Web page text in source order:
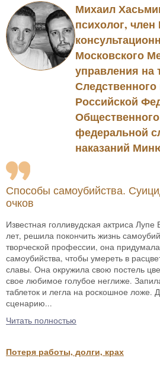
Михаил
психолог, член
Московского
управления на
Следственного
Российской
федеральной
наказаний
Способы самоубийства.
очков
Известная голливудская актриса
лет, решила покончить жизнь
творческой профессии, она
самоубийства, чтобы умереть в
славы. Она окружила свою постель
свое любимое голубое неглиже.
таблеток и легла на роскошное ложе.
сценарию...
Читать полностью
Потеря работы, долги, крах